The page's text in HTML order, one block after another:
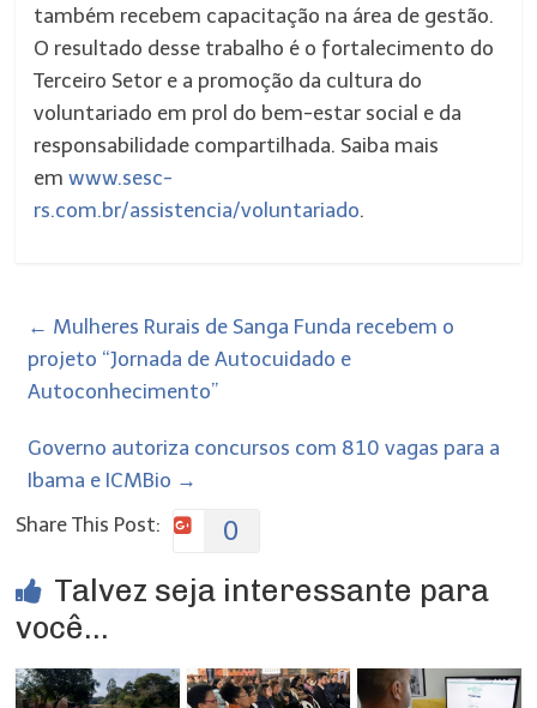
também recebem capacitação na área de gestão.
O resultado desse trabalho é o fortalecimento do
Terceiro Setor e a promoção da cultura do
voluntariado em prol do bem-estar social e da
responsabilidade compartilhada. Saiba mais
emwww.sesc-
rs.com.br/assistencia/voluntariado.
← Mulheres Rurais de Sanga Funda recebem o
projeto “Jornada de Autocuidado e
Autoconhecimento”
Governo autoriza concursos com 810 vagas para a
Ibama e ICMBio →
Share This Post:
0
Talvez seja interessante para
você...